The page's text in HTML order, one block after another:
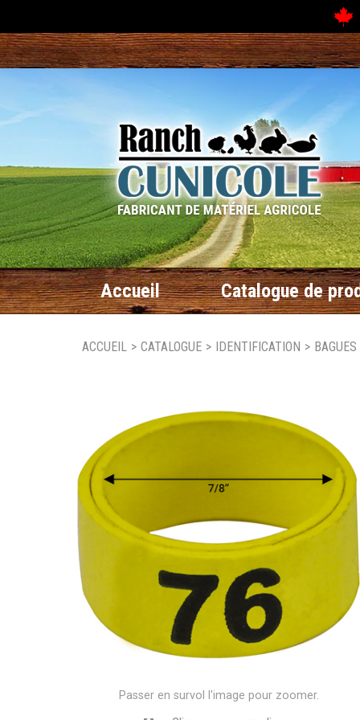
Accueil Catalogue de
ACCUEIL > CATALOGUE > IDENTIFICATION >
Passer en survol l'image pour zoomer.